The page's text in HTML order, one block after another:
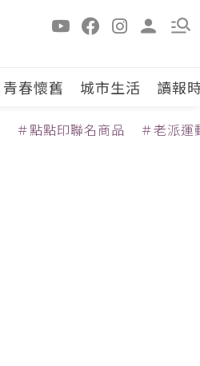
青春懷舊 城市生活 讀報
＃點點印聯名商品 ＃老派運